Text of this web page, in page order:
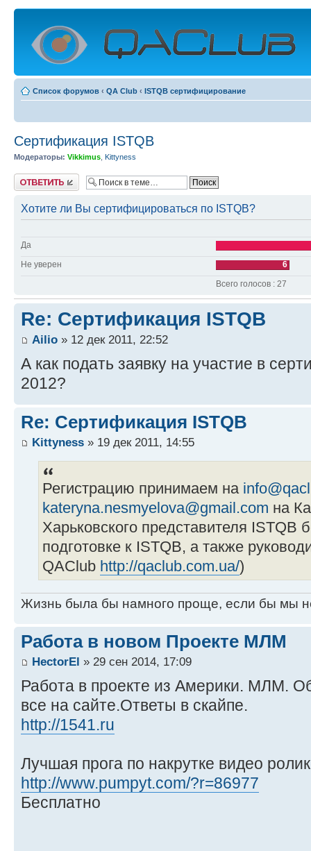
Список форумов ‹ QA Club ‹ ISTQB сертифицирование
Сертификация ISTQB
Модераторы: Vikkimus Kittyness
Ответить
Хотите ли Вы сертифицироваться по ISTQB?
Да
Не уверен
6
Всего голосов : 27
Re: Сертификация ISTQB
Ailio » 12 дек 2011, 22:52
А как подать заявку на участие в
2012?
Re: Сертификация ISTQB
Kittyness » 19 дек 2011, 14:55
Регистрацию принимаем на
kateryna.nesmyelova@gmail.com на
Харьковского представителя ISTQB
подготовке к ISTQB, а также
QAClub http://qaclub.com.ua/)
Жизнь была бы намного проще, если бы мы
Работа в новом Проекте МЛМ
HectorEl » 29 сен 2014, 17:09
Работа в проекте из Америки. МЛМ.
все на сайте.Ответы в скайпе.
http://1541.ru
Лучшая прога по накрутке видео
http://www.pumpyt.com/?r=86977
Бесплатно